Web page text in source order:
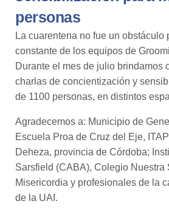
personas
La cuarentena no fue un obstáculo
constante de los equipos de
Durante el mes de julio brindamos
charlas de concientización y
de 1100 personas, en distintos
Agradecemos a: Municipio de
Escuela Proa de Cruz del Eje,
Deheza, provincia de Córdoba;
Sarsfield (CABA), Colegio Nuestra
Misericordia y profesionales de la
de la UAI.